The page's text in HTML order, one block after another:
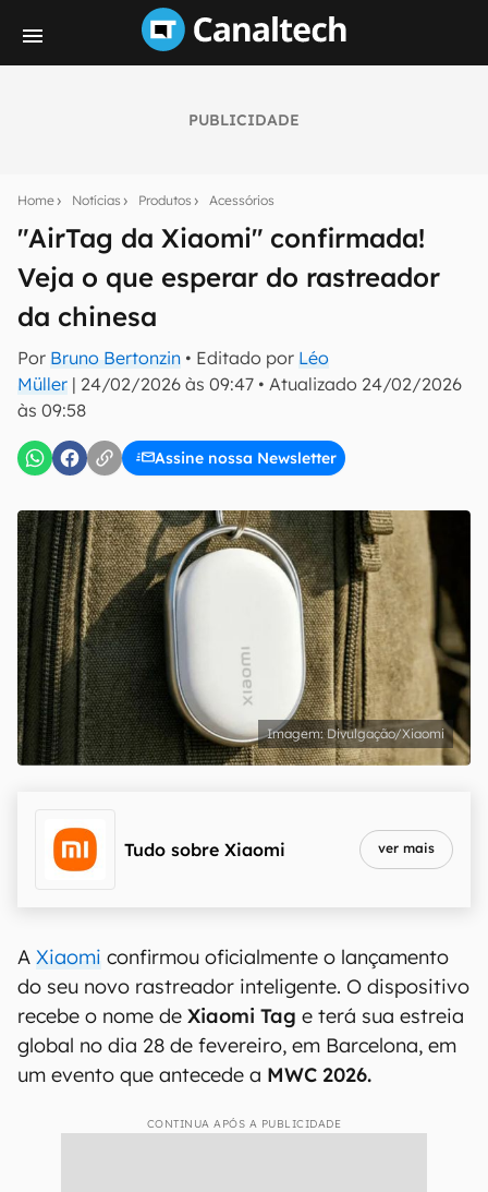
PUBLICIDADE
Home Notícias Produtos Acessórios
"AirTag da Xiaomi" confirmada!
Veja o que esperar do rastreador
da chinesa
Por Bruno Bertonzin • Editado por Léo
Müller | 24/02/2026 às 09:47 • Atualizado 24/02/2026
às 09:58
Assine nossa Newsletter
notícias e reviews sobre tecnologia em primeira
mão.
E-mail
inscreva-se
Uso e Política de Privacidade do Canaltech.
Divulgação/Xiaomi
Tudo sobre Xiaomi ver mais
A Xiaomi confirmou oficialmente o lançamento
do seu novo rastreador inteligente. O dispositivo
recebe o nome de Xiaomi Tag e terá sua estreia
global no dia 28 de fevereiro, em Barcelona, em
um evento que antecede a MWC 2026.
CONTINUA APÓS A PUBLICIDADE